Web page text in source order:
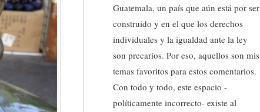
Guatemala, un país que aún está por ser
construido y en el que los derechos
individuales y la igualdad ante la ley
son precarios. Por eso, aquellos son mis
temas favoritos para estos comentarios.
Con todo y todo, este espacio -
políticamente incorrecto- existe al